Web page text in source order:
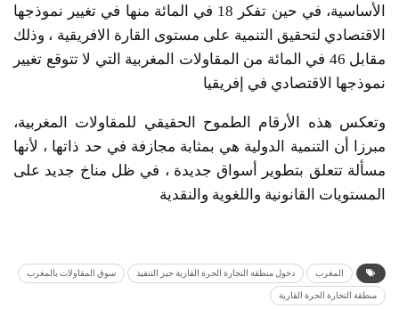
الأساسية، في حين تفكر 18 في المائة منها في تغيير نموذجها
الاقتصادي لتحقيق التنمية على مستوى القارة الافريقية ، وذلك
مقابل 46 في المائة من المقاولات المغربية التي لا تتوقع تغيير
نموذجها الاقتصادي في إفريقيا
وتعكس هذه الأرقام الطموح الحقيقي للمقاولات المغربية،
مبرزا أن التنمية الدولية هي بمثابة مجازفة في حد ذاتها ، لأنها
مسألة تتعلق بتطوير أسواق جديدة ، في ظل مناخ جديد على
المستويات القانونية واللغوية والنقدية
المغرب دخول منطقة التجارة الحرة القارية حيز التنفيذ سوق المقاولات بالمغرب
منطقة التجارة الحرة القارية